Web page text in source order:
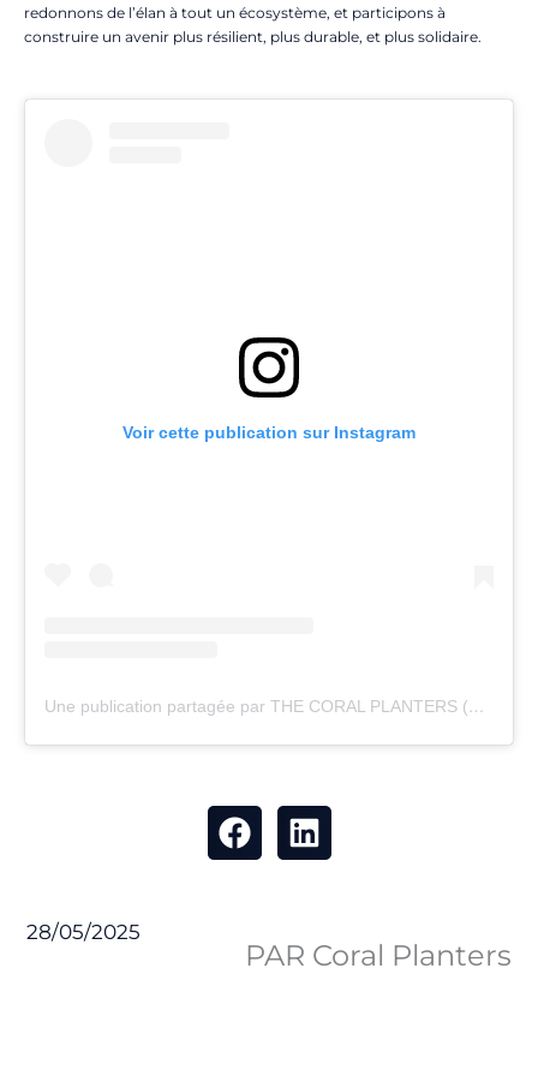
redonnons de l’élan à tout un écosystème, et participons à
construire un avenir plus résilient, plus durable, et plus solidaire.
Voir cette publication sur Instagram
Une publication partagée par THE CORAL PLANTERS (@thecoralplanters)
28/05/2025
PAR Coral Planters